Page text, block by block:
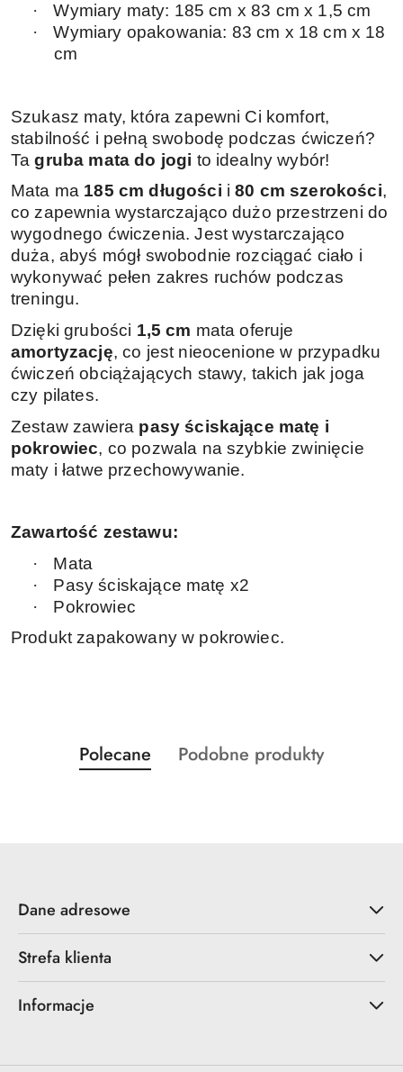
·
Wymiary maty: 185 cm x 83 cm x 1,5 cm
·
Wymiary opakowania: 83 cm x 18 cm x 18
cm
Szukasz maty, która zapewni Ci komfort,
stabilność i pełną swobodę podczas ćwiczeń?
Tagruba mata do jogi to idealny wybór!
Mata ma 185 cm długości i80 cm szerokości,
co zapewnia wystarczająco dużo przestrzeni do
wygodnego ćwiczenia. Jest wystarczająco
duża, abyś mógł swobodnie rozciągać ciało i
wykonywać pełen zakres ruchów podczas
treningu.
Dzięki grubości 1,5 cm mata oferuje
amortyzację, co jest nieocenione w przypadku
ćwiczeń obciążających stawy, takich jak joga
czy pilates.
Zestaw zawiera pasy ściskające matę i
pokrowiec, co pozwala na szybkie zwinięcie
maty i łatwe przechowywanie.
Zawartość zestawu:
·
Mata
·
Pasy ściskające matę x2
·
Pokrowiec
Produkt zapakowany w pokrowiec.
Pomiń karuzelę produktów
Produkty
o
Polecane
Produkty
Podobne produkty
Dane adresowe
Strefa klienta
Informacje